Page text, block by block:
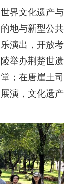
界文化遗产与
地与新型公共
演出，开放考
举办荆楚世遗
；在唐崖土司
演，文化遗产